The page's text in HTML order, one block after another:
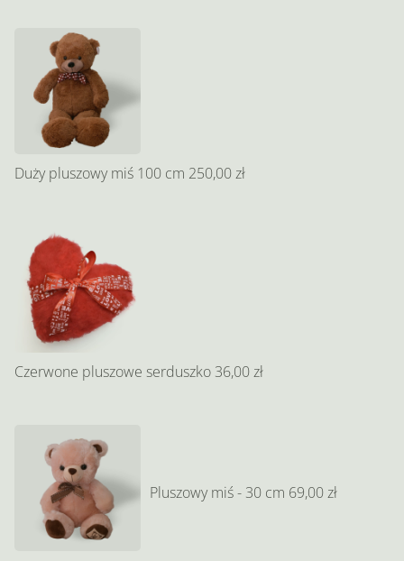
Duży pluszowy miś 100 cm 250,00 zł
Czerwone pluszowe serduszko 36,00 zł
Pluszowy miś - 30 cm 69,00 zł